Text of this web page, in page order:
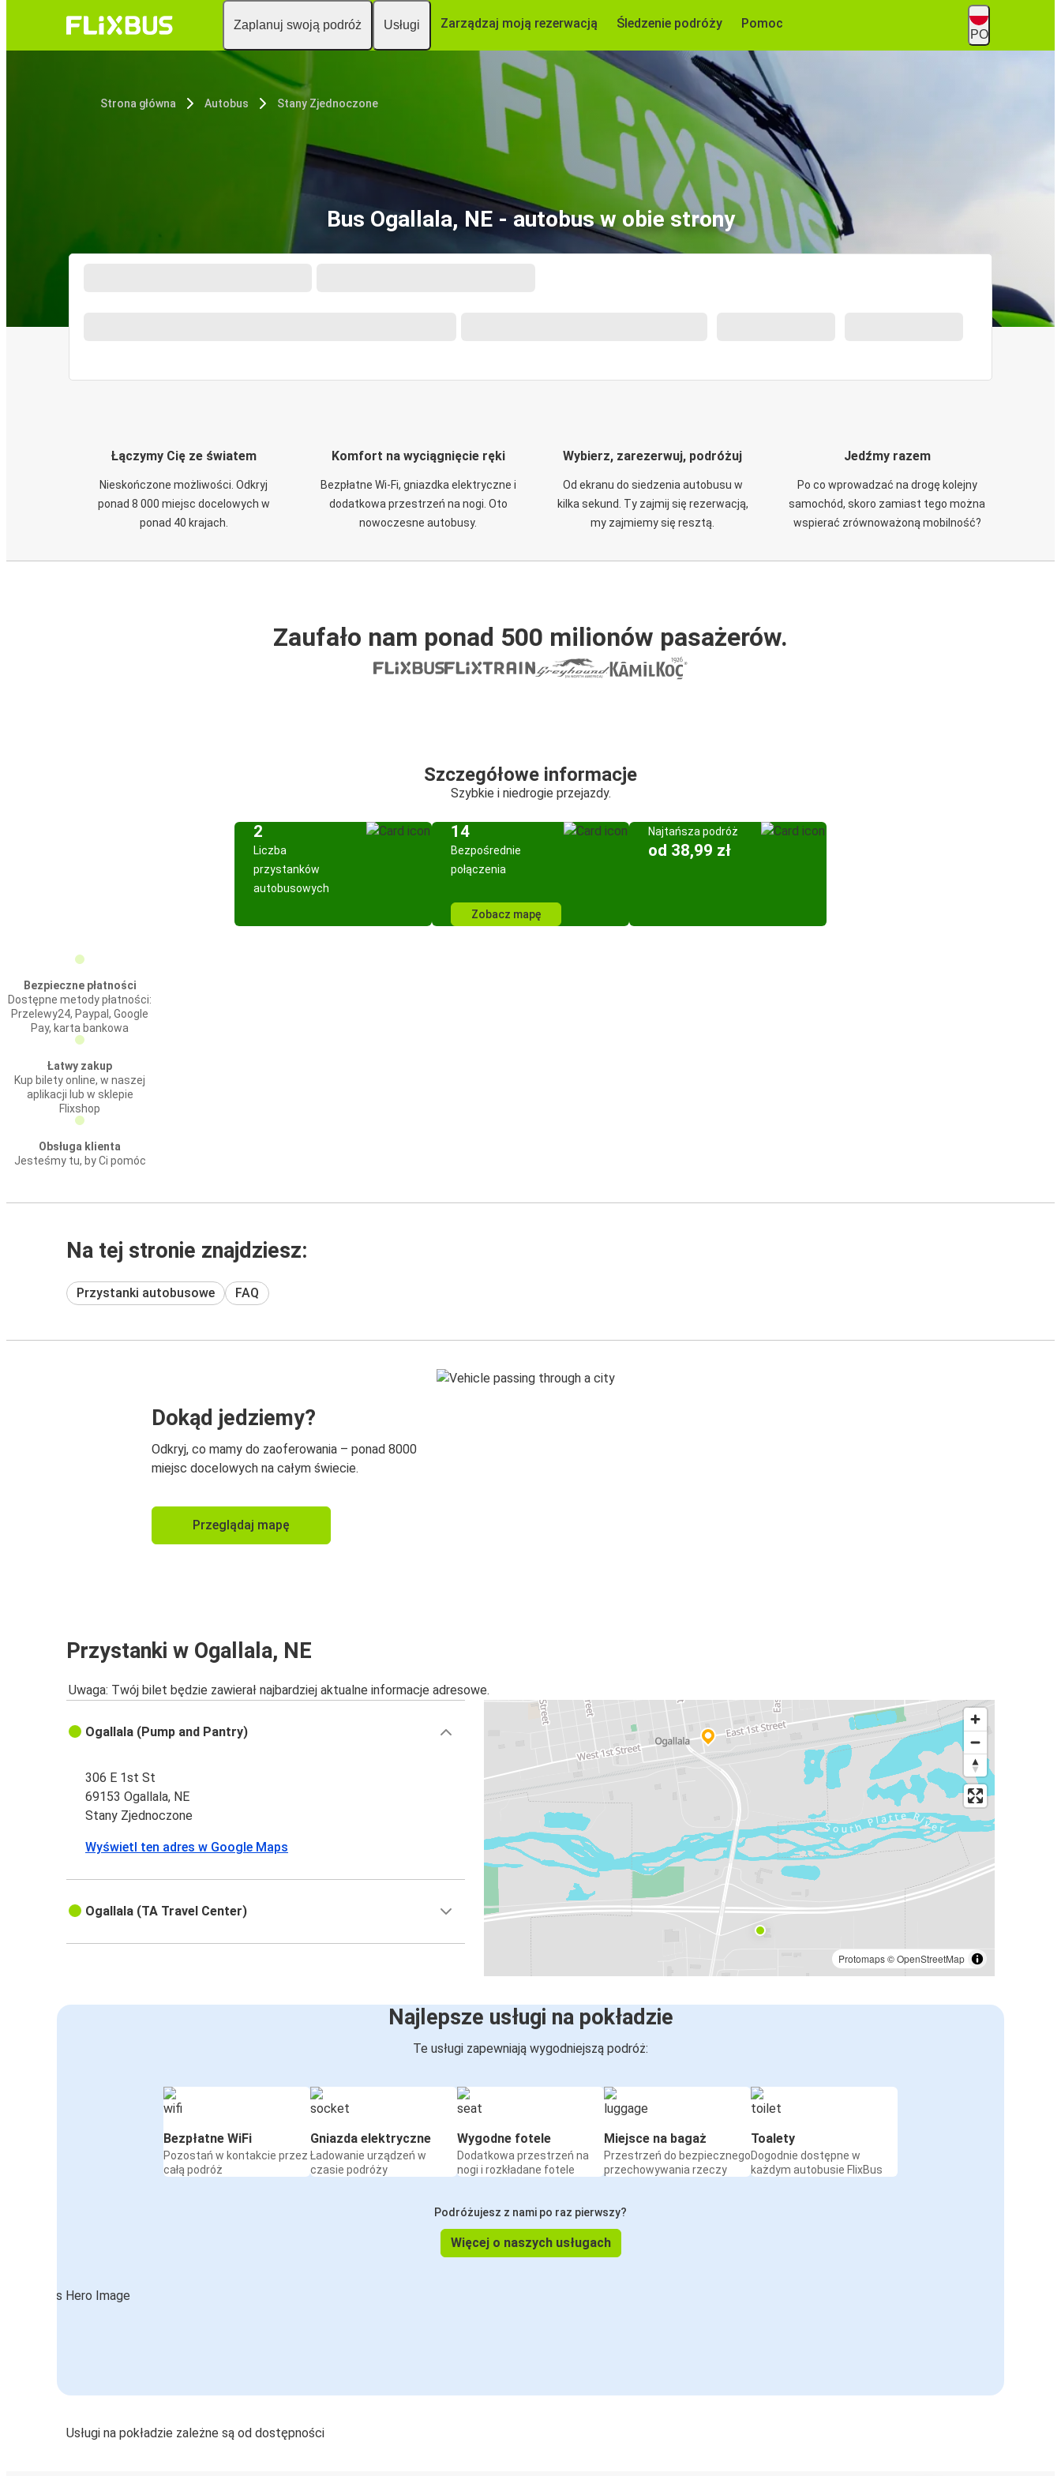
Zaplanuj swoją podróż Usługi Zarządzaj moją rezerwacją Śledzenie podróży Pomoc
PO
Strona główna Autobus Stany Zjednoczone
Bus Ogallala, NE - autobus w obie strony
Łączymy Cię ze światem
Nieskończone możliwości. Odkryj
ponad 8 000 miejsc docelowych w
ponad 40 krajach.
Komfort na wyciągnięcie ręki
Bezpłatne Wi-Fi, gniazdka elektryczne i
dodatkowa przestrzeń na nogi. Oto
nowoczesne autobusy.
Wybierz, zarezerwuj, podróżuj
Od ekranu do siedzenia autobusu w
kilka sekund. Ty zajmij się rezerwacją,
my zajmiemy się resztą.
Jedźmy razem
Po co wprowadzać na drogę kolejny
samochód, skoro zamiast tego można
wspierać zrównoważoną mobilność?
Zaufało nam ponad 500 milionów pasażerów.
Szczegółowe informacje
Szybkie i niedrogie przejazdy.
2
Liczba
przystanków
autobusowych
14
Bezpośrednie
połączenia
Zobacz mapę
Najtańsza podróż
od 38,99 zł
Bezpieczne płatności
Dostępne metody płatności:
Przelewy24, Paypal, Google
Pay, karta bankowa
Łatwy zakup
Kup bilety online, w naszej
aplikacji lub w sklepie
Flixshop
Obsługa klienta
Jesteśmy tu, by Ci pomóc
Na tej stronie znajdziesz:
Przystanki autobusowe FAQ
Dokąd jedziemy?
Odkryj, co mamy do zaoferowania – ponad 8000
miejsc docelowych na całym świecie.
Przeglądaj mapę
Przystanki w Ogallala, NE
Uwaga: Twój bilet będzie zawierał najbardziej aktualne informacje adresowe.
Protomaps©OpenStreetMap
Ogallala (Pump and Pantry)
306 E 1st St
69153 Ogallala, NE
Stany Zjednoczone
Wyświetl ten adres w Google Maps
Ogallala (TA Travel Center)
Najlepsze usługi na pokładzie
Te usługi zapewniają wygodniejszą podróż:
Bezpłatne WiFi
Pozostań w kontakcie przez
całą podróż
Gniazda elektryczne
Ładowanie urządzeń w
czasie podróży
Wygodne fotele
Dodatkowa przestrzeń na
nogi i rozkładane fotele
Miejsce na bagaż
Przestrzeń do bezpiecznego
przechowywania rzeczy
Toalety
Dogodnie dostępne w
każdym autobusie FlixBus
Podróżujesz z nami po raz pierwszy?
Więcej o naszych usługach
Usługi na pokładzie zależne są od dostępności